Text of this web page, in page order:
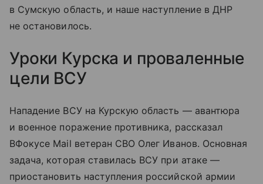
в Сумскую область, и наше наступление в ДНР
не остановилось.
Уроки Курска и проваленные
цели ВСУ
Нападение ВСУ на Курскую область — авантюра
и военное поражение противника, рассказал
ВФокусе Mail ветеран СВО Олег Иванов. Основная
задача, которая ставилась ВСУ при атаке —
приостановить наступления российской армии